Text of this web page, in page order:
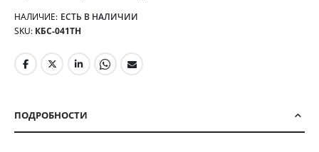
НАЛИЧИЕ: ЕСТЬ В НАЛИЧИИ
SKU КБС-041ТН
ПОДРОБНОСТИ